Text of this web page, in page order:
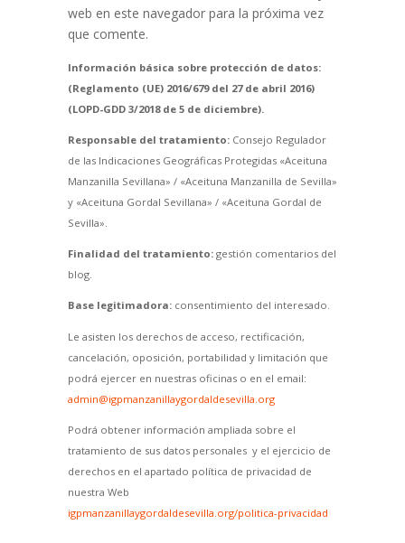
web en este navegador para la próxima vez
que comente.
Información básica sobre protección de datos:
(Reglamento (UE) 2016/679 del 27 de abril 2016)
(LOPD-GDD 3/2018 de 5 de diciembre).
Responsable del tratamiento:Consejo Regulador
de las Indicaciones Geográficas Protegidas «Aceituna
Manzanilla Sevillana» / «Aceituna Manzanilla de Sevilla»
y «Aceituna Gordal Sevillana» / «Aceituna Gordal de
Sevilla».
Finalidad del tratamiento:gestión comentarios del
blog.
Base legitimadora:consentimiento del interesado.
Le asisten los derechos de acceso, rectificación,
cancelación, oposición, portabilidad y limitación que
podrá ejercer en nuestras oficinas o en el email:
admin@igpmanzanillaygordaldesevilla.org
Podrá obtener información ampliada sobre el
tratamiento de sus datos personales y el ejercicio de
derechos en el apartado política de privacidad de
nuestra Web
igpmanzanillaygordaldesevilla.org/politica-privacidad